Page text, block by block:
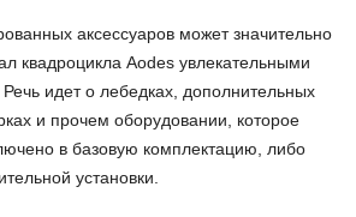
аксессуаров может значительно
квадроцикла Aodes увлекательными
идет о лебедках, дополнительных
и прочем оборудовании, которое
в базовую комплектацию, либо
установки.